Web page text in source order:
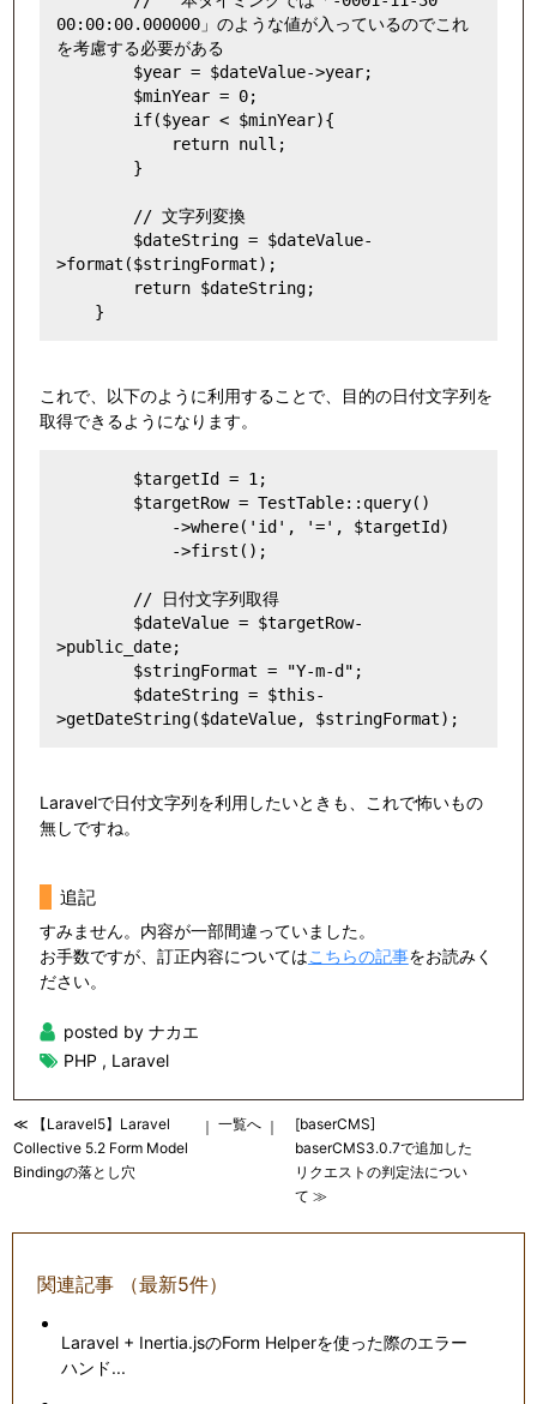
00:00:00.000000」のような値が入っているのでこれ
を考慮する必要がある
$year = $dateValue->year;
$minYear = 0;
if($year < $minYear){
return null;
}
// 文字列変換
$dateString = $dateValue-
>format($stringFormat);
return $dateString;
これで、以下のように利用することで、目的の日付文字列を
取得できるようになります。
$targetId = 1;
$targetRow = TestTable::query()
->where('id', '=', $targetId)
->first();
// 日付文字列取得
$dateValue = $targetRow-
>public_date;
$stringFormat = "Y-m-d";
$dateString = $this-
Laravelで日付文字列を利用したいときも、これで怖いもの
無しですね。
追記
すみません。内容が一部間違っていました。
お手数ですが、訂正内容についてはこちらの記事をお読みく
ださい。
posted by ナカエ
PHP , Laravel
≪ 【Laravel5】Laravel
Collective 5.2 Form Model
Bindingの落とし穴
｜一覧へ ｜
[baserCMS]
baserCMS3.0.7で追加した
リクエストの判定法につい
て ≫
関連記事 （最新5件）
Laravel + Inertia.jsのForm Helperを使った際のエラー
ハンド...